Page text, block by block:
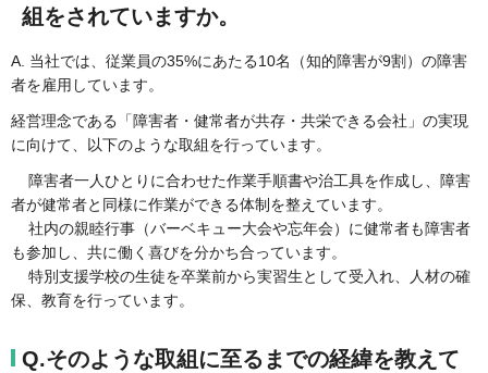
組をされていますか。
A. 当社では、従業員の35%にあたる10名（知的障害が9割）の障害
者を雇用しています。
経営理念である「障害者・健常者が共存・共栄できる会社」の実現
に向けて、以下のような取組を行っています。
障害者一人ひとりに合わせた作業手順書や治工具を作成し、障害
者が健常者と同様に作業ができる体制を整えています。
社内の親睦行事（バーベキュー大会や忘年会）に健常者も障害者
も参加し、共に働く喜びを分かち合っています。
特別支援学校の生徒を卒業前から実習生として受入れ、人材の確
保、教育を行っています。
Q.そのような取組に至るまでの経緯を教えて